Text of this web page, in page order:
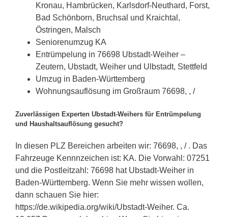
Kronau, Hambrücken, Karlsdorf-Neuthard, Forst,
Bad Schönborn, Bruchsal und Kraichtal,
Östringen, Malsch
Seniorenumzug KA
Entrümpelung in 76698 Ubstadt-Weiher –
Zeutern, Ubstadt, Weiher und Ulbstadt, Stettfeld
Umzug in Baden-Württemberg
Wohnungsauflösung im Großraum 76698, , /
Zuverlässigen Experten Ubstadt-Weihers für Entrümpelung
und Haushaltsauflösung gesucht?
In diesen PLZ Bereichen arbeiten wir: 76698, , / . Das
Fahrzeuge Kennnzeichen ist: KA. Die Vorwahl: 07251
und die Postleitzahl: 76698 hat Ubstadt-Weiher in
Baden-Württemberg. Wenn Sie mehr wissen wollen,
dann schauen Sie hier:
https://de.wikipedia.org/wiki/Ubstadt-Weiher. Ca.